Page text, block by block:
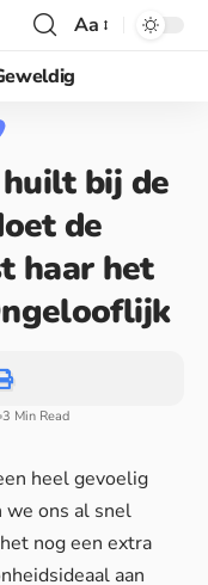
Aa
bij de
de
haar het
3 Min Read
heel gevoelig
ons al snel
nog een extra
aan